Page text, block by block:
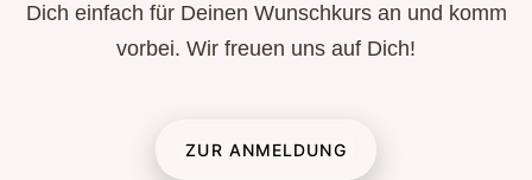
Dich einfach für Deinen Wunschkurs an und komm
vorbei. Wir freuen uns auf Dich!
ZUR ANMELDUNG